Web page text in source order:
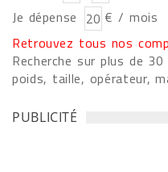
Je dépense
€ / mois
Retrouvez tous nos
Recherche sur plus de
poids, taille, opérateur,
PUBLICITÉ